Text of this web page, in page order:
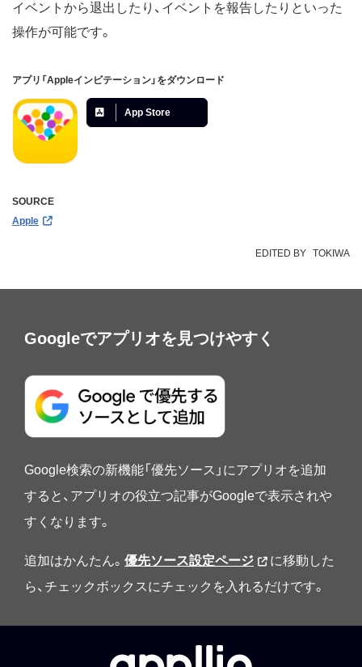
イベントから退出したり、イベントを報告したりといった
操作が可能です。
アプリ「Appleインビテーション」をダウンロード
App Store
SOURCE
Apple
EDITED BY TOKIWA
Googleでアプリオを見つけやすく
Google検索の新機能「優先ソース」にアプリオを追加
すると、アプリオの役立つ記事がGoogleで表示されや
すくなります。
追加はかんたん。 優先ソース設定ページ
に移動した
ら、チェックボックスにチェックを入れるだけです。